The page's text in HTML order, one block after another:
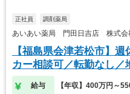
正社員 調剤薬局
あいあい薬局 門田日吉店 株式会
【福島県会津若松市】
カー相談可／転勤なし
給与 【年収】400万円～